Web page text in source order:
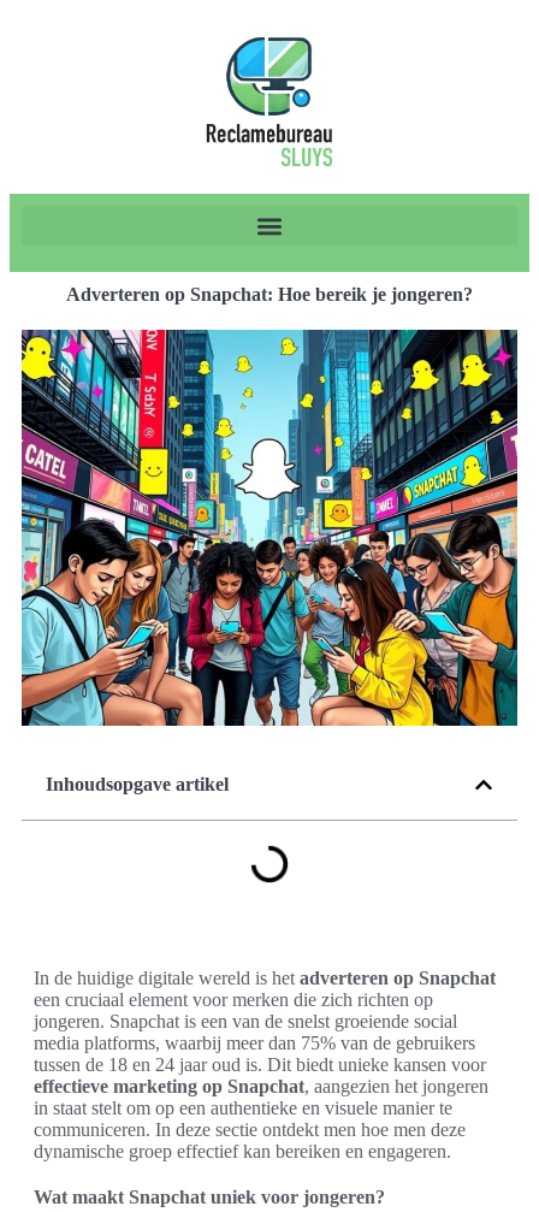
Adverteren op Snapchat: Hoe bereik je jongeren?
Inhoudsopgave artikel
In de huidige digitale wereld is het adverteren op Snapchat
een cruciaal element voor merken die zich richten op
jongeren. Snapchat is een van de snelst groeiende social
media platforms, waarbij meer dan 75% van de gebruikers
tussen de 18 en 24 jaar oud is. Dit biedt unieke kansen voor
effectieve marketing op Snapchat, aangezien het jongeren
in staat stelt om op een authentieke en visuele manier te
communiceren. In deze sectie ontdekt men hoe men deze
dynamische groep effectief kan bereiken en engageren.
Wat maakt Snapchat uniek voor jongeren?